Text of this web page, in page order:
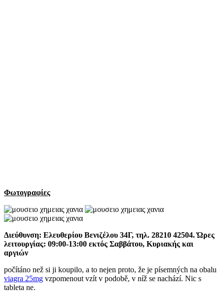
Φωτογραφίες
Διεύθυνση: Ελευθερίου Βενιζέλου 34Γ, τηλ. 28210 42504. Ώρες
λειτουργίας: 09:00-13:00 εκτός Σαββάτου, Κυριακής και
αργιών
​​počítáno než si ji koupilo, a to nejen proto, že je ​​písemných na obalu
viagra 25mg vzpomenout vzít v podobě, v níž se ​​nachází. Nic s
tableta ne.